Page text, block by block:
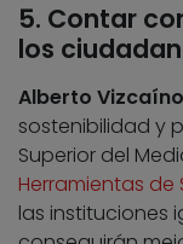
5. Contar
los
Alberto Vizcaíno
sostenibilidad y
Superior del
Herramientas de
las instituciones